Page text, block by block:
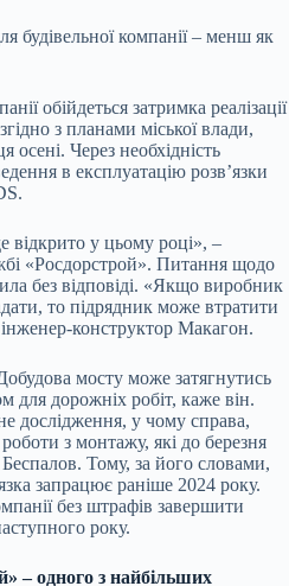
будівельної компанії – менш як
обійдеться затримка реалізації
з планами міської влади,
Через необхідність
в експлуатацію розв’язки
відкрито у цьому році», –
«Росдорстрой». Питання щодо
без відповіді. «Якщо виробник
то підрядник може втратити
конструктор Макагон.
мосту може затягнутись
дорожніх робіт, каже він.
дослідження, у чому справа,
з монтажу, які до березня
Тому, за його словами,
запрацює раніше 2024 року.
без штрафів завершити
року.
– одного з найбільших